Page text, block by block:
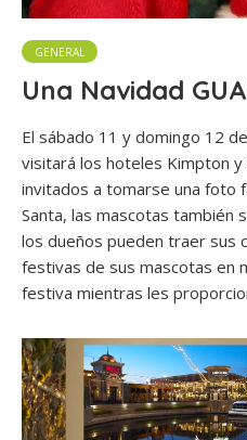
GENERAL
Una Navidad
El sábado 11 y domingo 12
visitará los hoteles Kimpton
invitados a tomarse una foto
Santa, las mascotas también
los dueños pueden traer sus
festivas de sus mascotas en
festiva mientras les